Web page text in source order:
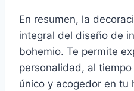
En resumen, la
integral del diseño de
bohemio. Te permite
personalidad, al
único y acogedor en tu